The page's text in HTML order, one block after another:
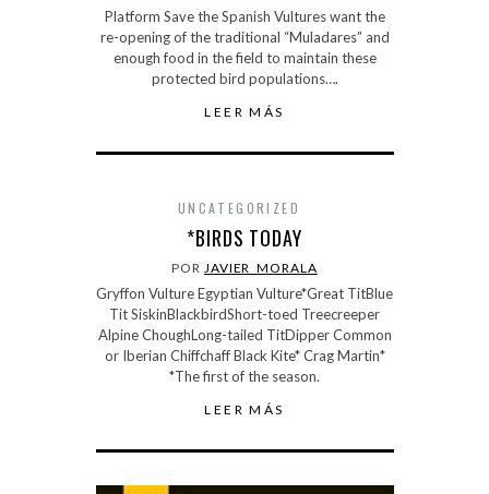
Platform Save the Spanish Vultures want the
re-opening of the traditional “Muladares” and
enough food in the field to maintain these
protected bird populations….
LEER MÁS
UNCATEGORIZED
*BIRDS TODAY
POR JAVIER_MORALA
Gryffon Vulture Egyptian Vulture*Great TitBlue
Tit SiskinBlackbirdShort-toed Treecreeper
Alpine ChoughLong-tailed TitDipper Common
or Iberian Chiffchaff Black Kite* Crag Martin*
*The first of the season.
LEER MÁS